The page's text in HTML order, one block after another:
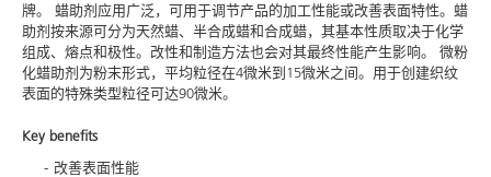
牌。 蜡助剂应用广泛，可用于调节产品的加工性能或改善表面特性。蜡
助剂按来源可分为天然蜡、半合成蜡和合成蜡，其基本性质取决于化学
组成、熔点和极性。改性和制造方法也会对其最终性能产生影响。 微粉
化蜡助剂为粉末形式，平均粒径在4微米到15微米之间。用于创建织纹
表面的特殊类型粒径可达90微米。
Key benefits
改善表面性能